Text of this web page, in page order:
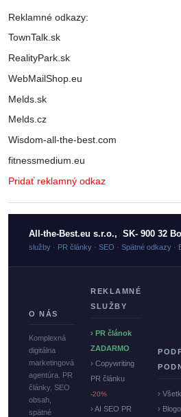
Reklamné odkazy:
TownTalk.sk
RealityPark.sk
WebMailShop.eu
Melds.sk
Melds.cz
Wisdom-all-the-best.com
fitnessmedium.eu
Pridať reklamný odkaz
All-the-Best.eu s.r.o., SK- 900 32
služby · PR články · SEO · Spätné odkazy ·
O NÁS
Komplexná
digitálna
marketingová
agentúra. PR
články, SEO
obsah,
spätné
REKLAMNÉ
SLUŽBY
› PR článok
ZADARMO
› Copywriting
PR článku
-20%
› AI SEO PR
›
›